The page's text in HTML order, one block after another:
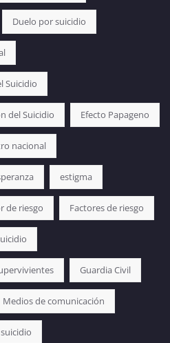
Duelo por suicidio
Suicidio
del Suicidio Efecto Papageno
nacional
estigma
de riesgo Factores de riesgo
Guardia Civil
Medios de comunicación